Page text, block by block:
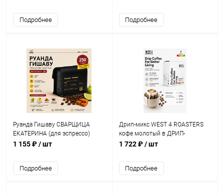
Подробнее Подробнее
Руанда Гишаву СВАРЩИЦА
ЕКАТЕРИНА (для эспрессо)
кофе в зернах, упак. 250 г.
1 155 ₽/ шт
Подробнее
Дрип-микс WEST 4 ROASTERS
кофе молотый в ДРИП-
ПАКЕТАХ, упак. 7 шт.
1 722 ₽/ шт
Подробнее